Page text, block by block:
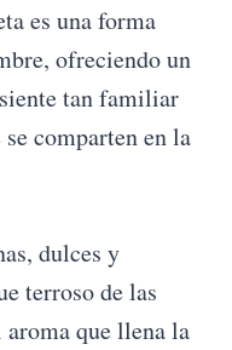
es una forma
ofreciendo un
tan familiar
comparten en la
dulces y
terroso de las
aroma que llena la